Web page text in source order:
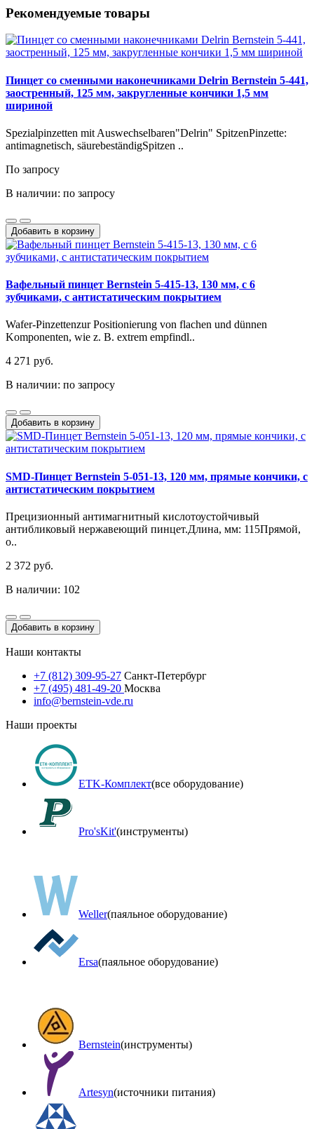
Рекомендуемые товары
Пинцет со сменными наконечниками Delrin Bernstein 5-441,
заостренный, 125 мм, закругленные кончики 1,5 мм
шириной
Spezialpinzetten mit Auswechselbaren"Delrin" SpitzenPinzette:
antimagnetisch, säurebeständigSpitzen ..
По запросу
В наличии: по запросу
Добавить в корзину
Вафельный пинцет Bernstein 5-415-13, 130 мм, с 6
зубчиками, с антистатическим покрытием
Wafer-Pinzettenzur Positionierung von flachen und dünnen
Komponenten, wie z. B. extrem empfindl..
4 271 руб.
В наличии: по запросу
Добавить в корзину
SMD-Пинцет Bernstein 5-051-13, 120 мм, прямые кончики, с
антистатическим покрытием
Прецизионный антимагнитный кислотоустойчивый
антибликовый нержавеющий пинцет.Длина, мм: 115Прямой,
о..
2 372 руб.
В наличии: 102
Добавить в корзину
Наши контакты
+7 (812) 309-95-27 Санкт-Петербург
+7 (495) 481-49-20 Москва
info@bernstein-vde.ru
Наши проекты
ETK-Комплект(все оборудование)
Pro'sKit'(инструменты)
Weller(паяльное оборудование)
Ersa(паяльное оборудование)
Bernstein(инструменты)
Artesyn(источники питания)